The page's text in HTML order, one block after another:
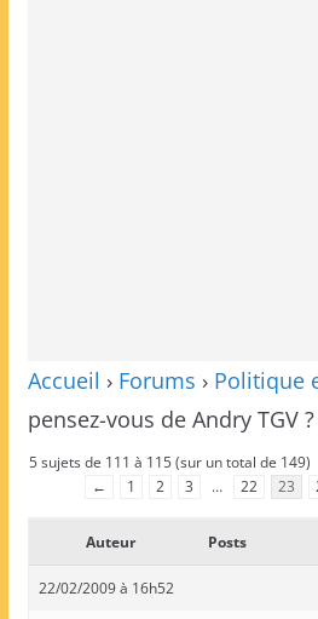
Accueil › Forums › Politique
pensez-vous de Andry TGV ?
5 sujets de 111 à 115 (sur un total de 149)
←
1 2 3 … 22 23
Auteur Posts
22/02/2009 à 16h52